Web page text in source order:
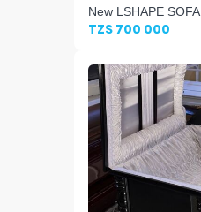
New LSHAPE SOFA
TZS 700 000